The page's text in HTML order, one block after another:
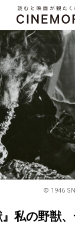
© 1946
』私の野獣